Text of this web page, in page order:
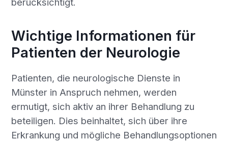
Wichtige Informationen für
Patienten der Neurologie
Patienten, die neurologische Dienste in
Münster in Anspruch nehmen, werden
ermutigt, sich aktiv an ihrer Behandlung zu
beteiligen. Dies beinhaltet, sich über ihre
Erkrankung und mögliche Behandlungsoptionen